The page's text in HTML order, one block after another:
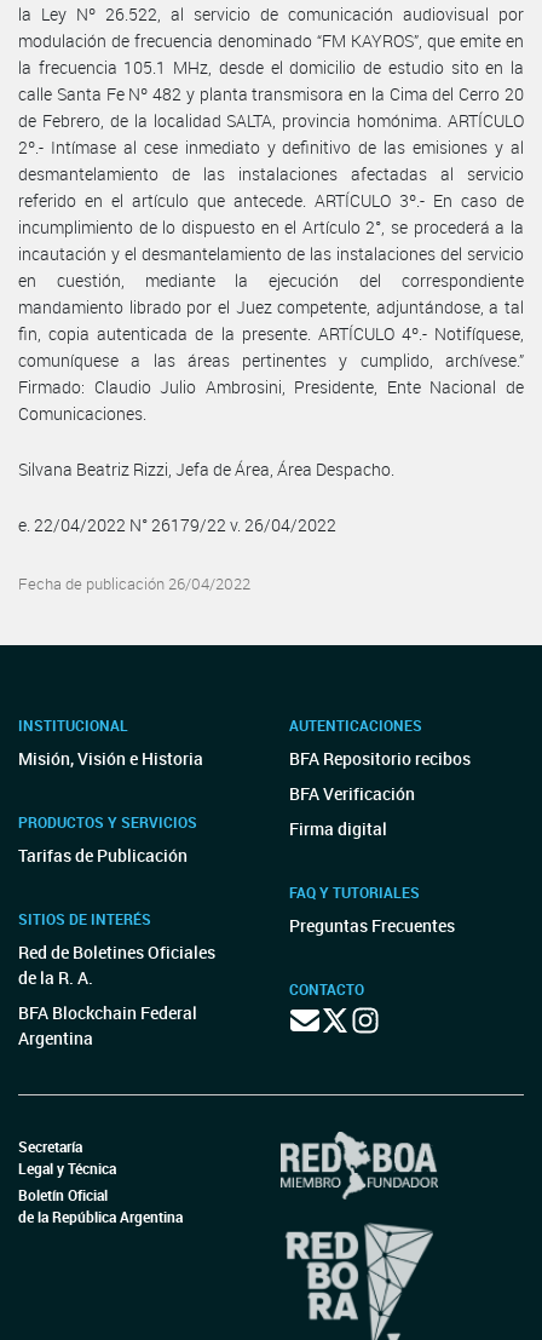
la Ley Nº 26.522, al servicio de comunicación audiovisual por
modulación de frecuencia denominado “FM KAYROS”, que emite en
la frecuencia 105.1 MHz, desde el domicilio de estudio sito en la
calle Santa Fe Nº 482 y planta transmisora en la Cima del Cerro 20
de Febrero, de la localidad SALTA, provincia homónima. ARTÍCULO
2º.- Intímase al cese inmediato y definitivo de las emisiones y al
desmantelamiento de las instalaciones afectadas al servicio
referido en el artículo que antecede. ARTÍCULO 3º.- En caso de
incumplimiento de lo dispuesto en el Artículo 2°, se procederá a la
incautación y el desmantelamiento de las instalaciones del servicio
en cuestión, mediante la ejecución del correspondiente
mandamiento librado por el Juez competente, adjuntándose, a tal
fin, copia autenticada de la presente. ARTÍCULO 4º.- Notifíquese,
comuníquese a las áreas pertinentes y cumplido, archívese.”
Firmado: Claudio Julio Ambrosini, Presidente, Ente Nacional de
Comunicaciones.
Silvana Beatriz Rizzi, Jefa de Área, Área Despacho.
e. 22/04/2022 N° 26179/22 v. 26/04/2022
Fecha de publicación 26/04/2022
INSTITUCIONAL
Misión, Visión e Historia
PRODUCTOS Y SERVICIOS
Tarifas de Publicación
SITIOS DE INTERÉS
Red de Boletines Oficiales
de la R. A.
BFA Blockchain Federal
Argentina
AUTENTICACIONES
BFA Repositorio recibos
BFA Verificación
Firma digital
FAQ Y TUTORIALES
Preguntas Frecuentes
CONTACTO
Secretaría
Legal y Técnica
Boletín Oficial
de la República Argentina